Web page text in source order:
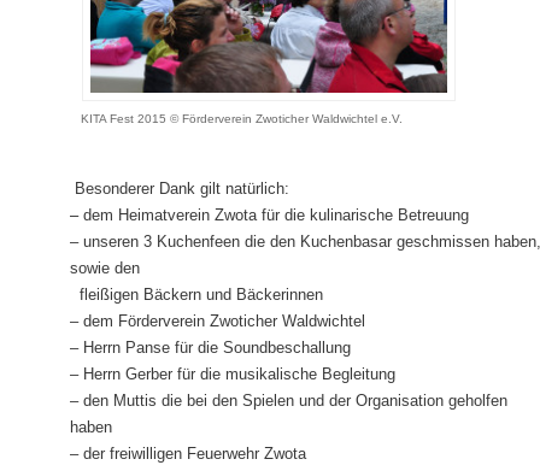
KITA Fest 2015 © Förderverein Zwoticher Waldwichtel e.V.
Besonderer Dank gilt natürlich:
–dem Heimatverein Zwota für die kulinarische Betreuung
– unseren 3 Kuchenfeen die den Kuchenbasar geschmissen
sowie den
fleißigen Bäckern und Bäckerinnen
– dem Förderverein Zwoticher Waldwichtel
– Herrn Panse für die Soundbeschallung
– Herrn Gerber für die musikalische Begleitung
– den Muttis die bei den Spielen und der Organisation geholfen
haben
– der freiwilligen Feuerwehr Zwota